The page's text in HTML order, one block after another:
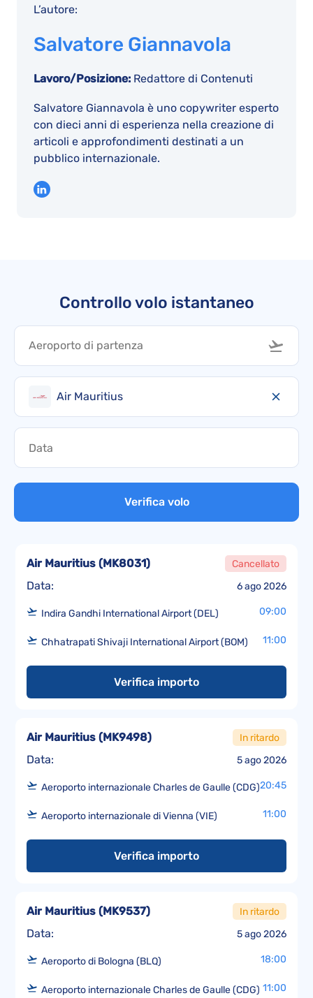
L’autore:
Salvatore Giannavola
Lavoro/Posizione: Redattore di Contenuti
Salvatore Giannavola è uno copywriter esperto
con dieci anni di esperienza nella creazione di
articoli e approfondimenti destinati a un
pubblico internazionale.
Controllo volo istantaneo
Air Mauritius
Verifica volo
Data: 6 ago 2026
Air Mauritius (MK8031) Cancellato
Indira Gandhi International Airport (DEL) 09:00
Chhatrapati Shivaji International Airport (BOM) 11:00
Verifica importo
Data: 5 ago 2026
Air Mauritius (MK9498) In ritardo
Aeroporto internazionale Charles de Gaulle (CDG)20:45
Aeroporto internazionale di Vienna (VIE) 11:00
Verifica importo
Data: 5 ago 2026
Air Mauritius (MK9537) In ritardo
Aeroporto di Bologna (BLQ) 18:00
Aeroporto internazionale Charles de Gaulle (CDG) 11:00